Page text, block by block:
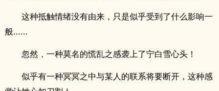
这种抵触情绪没有由来，只是似乎受到了什么影响一
般......
忽然，一种莫名的慌乱之感袭上了宁白雪心头！
似乎有一种冥冥之中与某人的联系将要断开，这种感